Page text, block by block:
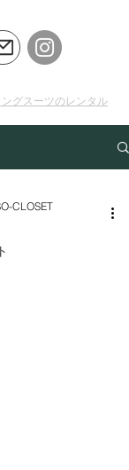
グスーツのレンタル
CLOSET